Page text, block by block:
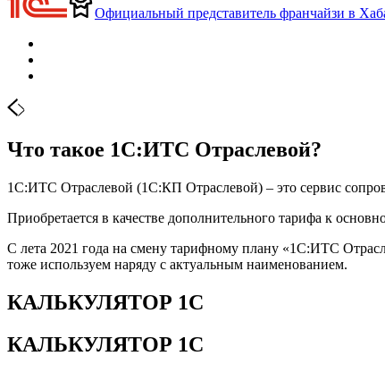
Официальный представитель франчайзи в
Что такое 1С:ИТС Отраслевой?
1С:ИТС Отраслевой (1С:КП Отраслевой) – это сервис
Приобретается в качестве дополнительного тарифа к
С лета 2021 года на смену тарифному плану «1С:ИТС
тоже используем наряду с актуальным наименованием.
КАЛЬКУЛЯТОР 1С
КАЛЬКУЛЯТОР 1С